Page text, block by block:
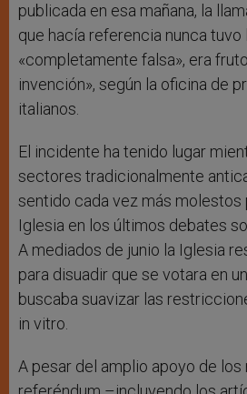
publicada en esa mañana, la
que hacía referencia nunca tuvo
«completamente falsa», era
invención», según la oficina de
italianos.
El incidente ha tenido lugar
sectores tradicionalmente
sentido cada vez más molestos
Iglesia en los últimos debates
A mediados de junio la Iglesia
para disuadir que se votara en
buscaba suavizar las
in vitro.
A pesar del amplio apoyo de los